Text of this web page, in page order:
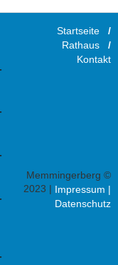
Startseite/
Rathaus/
Kontakt
Memmingerberg ©
2023 | Impressum |
Datenschutz